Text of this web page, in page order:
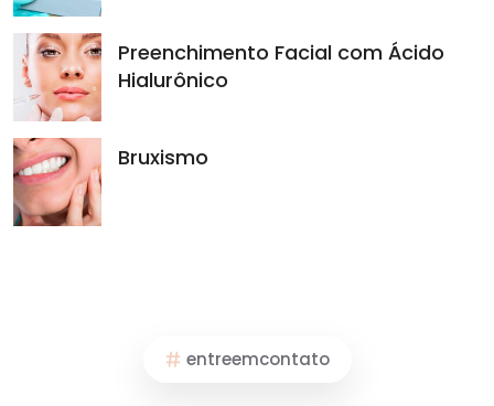
Preenchimento Facial com Ácido
Hialurônico
Bruxismo
entreemcontato